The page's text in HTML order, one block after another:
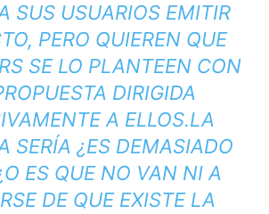
SUS USUARIOS EMITIR
PERO QUIEREN QUE
SE LO PLANTEEN CON
DIRIGIDA
A ELLOS.LA
SERÍA ¿ES DEMASIADO
ES QUE NO VAN NI A
DE QUE EXISTE LA